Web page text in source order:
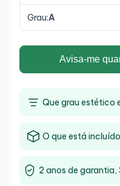
Grau:A
Avisa-me
Que grau estético
O que está
2 anos de